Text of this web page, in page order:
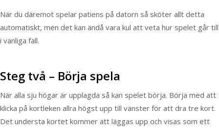
När du däremot spelar patiens på datorn så sköter allt detta
automatiskt, men det kan ändå vara kul att veta hur spelet går till
i vanliga fall.
Steg två – Börja spela
När alla sju högar är upplagda så kan spelet börja. Börja med att
klicka på kortleken allra högst upp till vänster för att dra tre kort.
Det understa kortet kommer att läggas upp och visas som ett